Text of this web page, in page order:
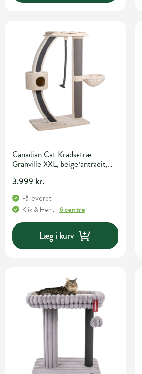
Canadian Cat Kradsetræ
Granville XXL, beige/antracit,
3.999 kr.
Få leveret
Klik & Hent i 6 centre
Læg i kurv